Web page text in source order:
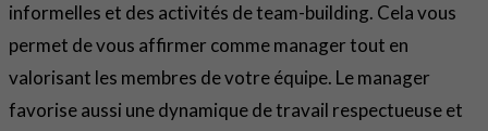
informelles et des activités de team-building. Cela vous
permet de vous affirmer comme manager tout en
valorisant les membres de votre équipe. Le manager
favorise aussi une dynamique de travail respectueuse et